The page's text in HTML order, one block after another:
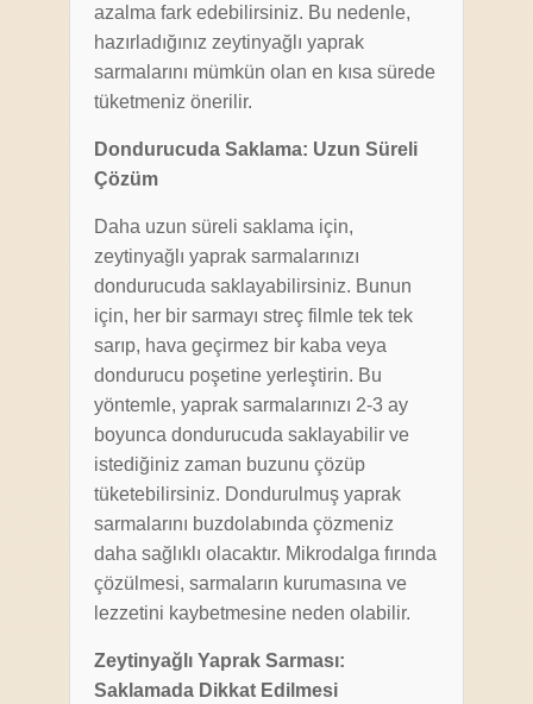
azalma fark edebilirsiniz. Bu nedenle,
hazırladığınız zeytinyağlı yaprak
sarmalarını mümkün olan en kısa sürede
tüketmeniz önerilir.
Dondurucuda Saklama: Uzun Süreli
Çözüm
Daha uzun süreli saklama için,
zeytinyağlı yaprak sarmalarınızı
dondurucuda saklayabilirsiniz. Bunun
için, her bir sarmayı streç filmle tek tek
sarıp, hava geçirmez bir kaba veya
dondurucu poşetine yerleştirin. Bu
yöntemle, yaprak sarmalarınızı 2-3 ay
boyunca dondurucuda saklayabilir ve
istediğiniz zaman buzunu çözüp
tüketebilirsiniz. Dondurulmuş yaprak
sarmalarını buzdolabında çözmeniz
daha sağlıklı olacaktır. Mikrodalga fırında
çözülmesi, sarmaların kurumasına ve
lezzetini kaybetmesine neden olabilir.
Zeytinyağlı Yaprak Sarması:
Saklamada Dikkat Edilmesi